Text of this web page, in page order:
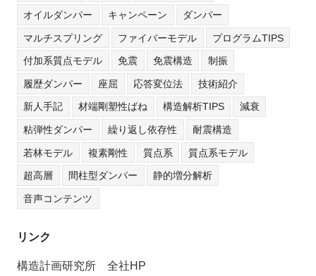
オイルダンパー キャンペーン ダンパー
マルチスプリング ファイバーモデル プログラムTIPS
付加系質点モデル 免震 免震構造 制振
履歴ダンパー 座屈 応答変位法 技術紹介
新人手記 材端剛塑性ばね 構造解析TIPS 減衰
粘弾性ダンパー 繰り返し依存性 耐震構造
若林モデル 複素剛性 質点系 質点系モデル
超高層 間柱型ダンパー 静的増分解析
音声コンテンツ
リンク
構造計画研究所 全社HP